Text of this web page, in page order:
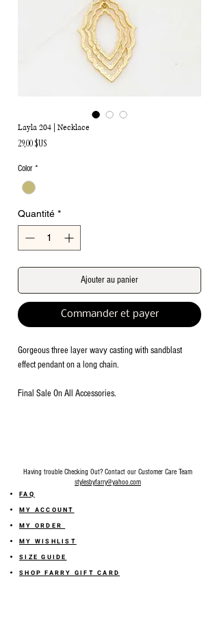
Layla 204 | Necklace
29,00 $USPrix
Color *
Quantité *
Ajouter au panier
Commander et payer
Gorgeous three layer wavy casting with sandblast
effect pendant on a long chain.
Final Sale On All Accessories.
Having trouble Checking Out? Contact our Customer Care Team
stylesbyfarry@yahoo.com
FAQ
MY ACCOUNT
MY ORDER
MY WISHLIST
SIZE GUIDE
SHOP FARRY GIFT CARD